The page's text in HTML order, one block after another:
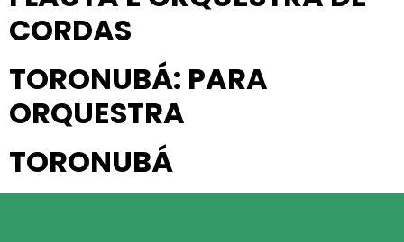
CORDAS
TORONUBÁ: PARA
ORQUESTRA
TORONUBÁ